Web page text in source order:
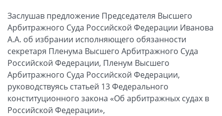
Заслушав предложение Председателя Высшего
Арбитражного Суда Российской Федерации Иванова
А.А. об избрании исполняющего обязанности
секретаря Пленума Высшего Арбитражного Суда
Российской Федерации, Пленум Высшего
Арбитражного Суда Российской Федерации,
руководствуясь статьей 13 Федерального
конституционного закона «Об арбитражных судах в
Российской Федерации»,